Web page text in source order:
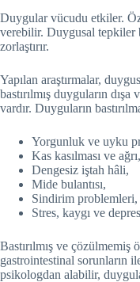
Duygular vücudu etkiler.
verebilir. Duygusal tepkiler
zorlaştırır.
Yapılan araştırmalar,
bastırılmış duyguların
vardır. Duyguların
Yorgunluk ve uyku
Kas kasılması ve ağrı,
Dengesiz iştah hâli,
Mide bulantısı,
Sindirim problemleri,
Stres, kaygı ve
Bastırılmış ve çözülmemiş
gastrointestinal sorunların
psikologdan alabilir,